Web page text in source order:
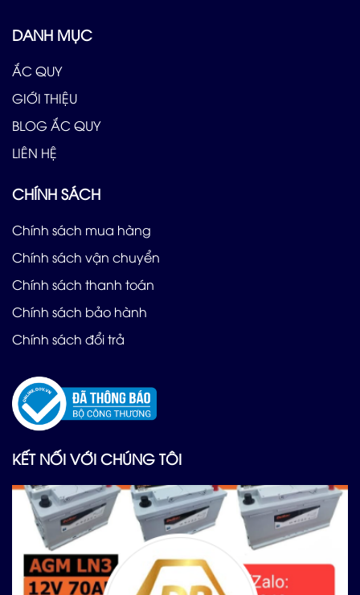
DANH MỤC
ẮC QUY
GIỚI THIỆU
BLOG ẮC QUY
LIÊN HỆ
CHÍNH SÁCH
Chính sách mua hàng
Chính sách vận chuyển
Chính sách thanh toán
Chính sách bảo hành
Chính sách đổi trả
KẾT NỐI VỚI CHÚNG TÔI